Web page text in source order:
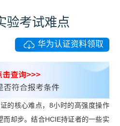
验考试难点
华为认证资料领取
的核心难点，8小时的高强度操作
而却步。结合HCIE持证者的一些实